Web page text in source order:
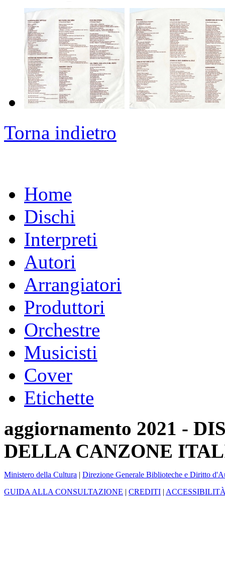
Torna indietro
Home
Dischi
Interpreti
Autori
Arrangiatori
Produttori
Orchestre
Musicisti
Cover
Etichette
aggiornamento 2021 -
DELLA CANZONE
Ministero della Cultura | Direzione Generale Biblioteche e Diritto
GUIDA ALLA CONSULTAZIONE | CREDITI |